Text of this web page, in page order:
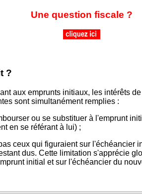
Une question fiscale ?
?
aux emprunts initiaux, les intérêts de
sont simultanément remplies :
ou se substituer à l'emprunt
en se référant à lui) ;
ceux qui figuraient sur l'échéancier
dus. Cette limitation s'apprécie
initial et sur l'échéancier du